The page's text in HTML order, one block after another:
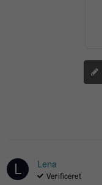
L Lena
Verificeret